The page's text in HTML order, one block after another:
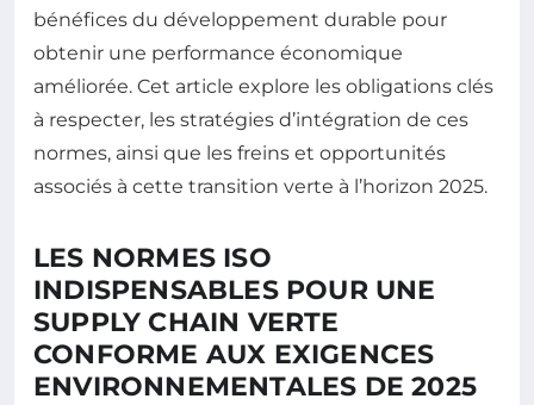
bénéfices du développement durable pour
obtenir une performance économique
améliorée. Cet article explore les obligations clés
à respecter, les stratégies d’intégration de ces
normes, ainsi que les freins et opportunités
associés à cette transition verte à l’horizon 2025.
LES NORMES ISO
INDISPENSABLES POUR UNE
SUPPLY CHAIN VERTE
CONFORME AUX EXIGENCES
ENVIRONNEMENTALES DE 2025